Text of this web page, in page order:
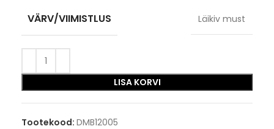
VÄRV/VIIMISTLUS Läikiv must
LISA KORVI
Tootekood: DMB12005